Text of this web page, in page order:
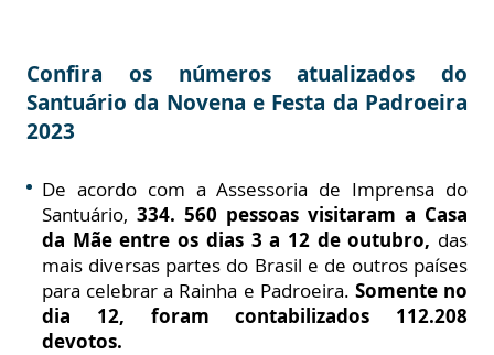
Confira os números atualizados do
Santuário da Novena e Festa da Padroeira
2023
De acordo com a Assessoria de Imprensa do
Santuário, 334. 560 pessoas visitaram a Casa
da Mãe entre os dias 3 a 12 de outubro, das
mais diversas partes do Brasil e de outros países
para celebrar a Rainha e Padroeira. Somente no
dia 12, foram contabilizados
112.208
devotos.